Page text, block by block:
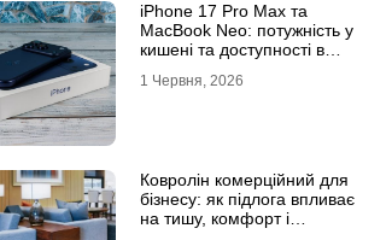
iPhone 17 Pro Max та
MacBook Neo: потужність у
кишені та доступності в
1 Червня, 2026
Ковролін комерційний для
бізнесу: як підлога впливає
на тишу, комфорт і